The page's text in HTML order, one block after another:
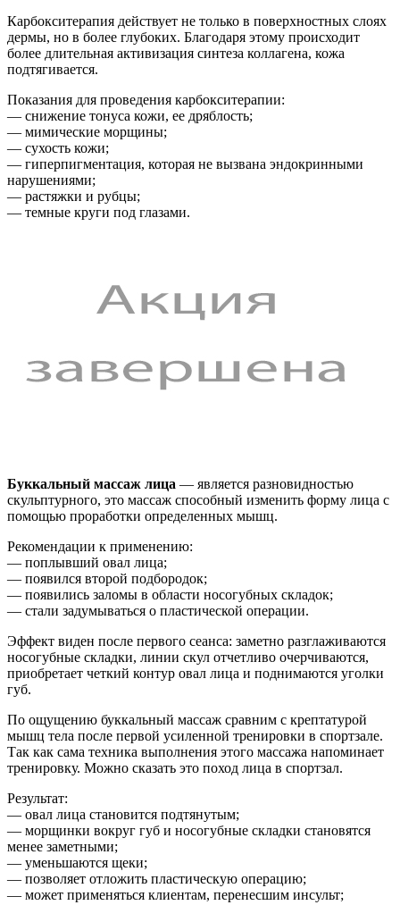
Карбокситерапия действует не только в поверхностных слоях
дермы, но в более глубоких. Благодаря этому происходит
более длительная активизация синтеза коллагена, кожа
подтягивается.
Показания для проведения карбокситерапии:
— снижение тонуса кожи, ее дряблость;
— мимические морщины;
— сухость кожи;
— гиперпигментация, которая не вызвана эндокринными
нарушениями;
— растяжки и рубцы;
— темные круги под глазами.
Буккальный массаж лица — является разновидностью
скульптурного, это массаж способный изменить форму лица с
помощью проработки определенных мышц.
Рекомендации к применению:
— поплывший овал лица;
— появился второй подбородок;
— появились заломы в области носогубных складок;
— стали задумываться о пластической операции.
Эффект виден после первого сеанса: заметно разглаживаются
носогубные складки, линии скул отчетливо очерчиваются,
приобретает четкий контур овал лица и поднимаются уголки
губ.
По ощущению буккальный массаж сравним с крептатурой
мышц тела после первой усиленной тренировки в спортзале.
Так как сама техника выполнения этого массажа напоминает
тренировку. Можно сказать это поход лица в спортзал.
Результат:
— овал лица становится подтянутым;
— морщинки вокруг губ и носогубные складки становятся
менее заметными;
— уменьшаются щеки;
— позволяет отложить пластическую операцию;
— может применяться клиентам, перенесшим инсульт;